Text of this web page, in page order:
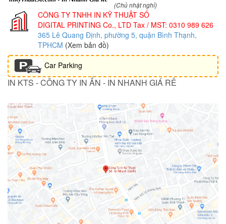
(Chủ nhật nghỉ)
CÔNG TY TNHH IN KỸ THUẬT SỐ
DIGITAL PRINTING Co., LTD Tax / MST: 0310 989 626
365 Lê Quang Định, phường 5, quận Bình Thạnh,
TPHCM (Xem bản đồ)
Car Parking
IN KTS - CÔNG TY IN ẤN - IN NHANH GIÁ RẺ